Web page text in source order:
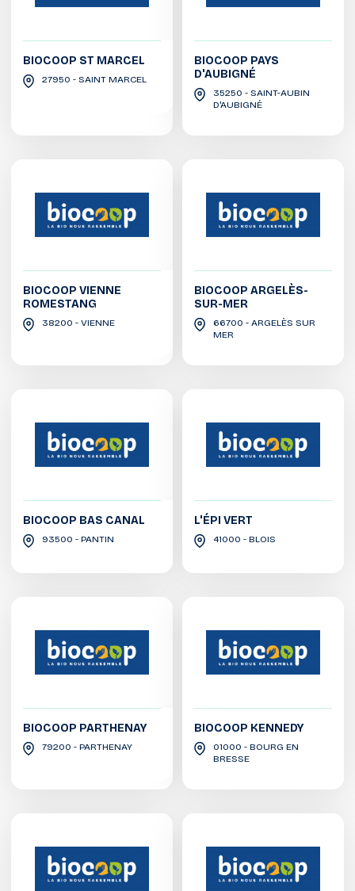
BIOCOOP ST MARCEL
27950 - SAINT MARCEL
BIOCOOP PAYS
D'AUBIGNÉ
35250 - SAINT-AUBIN
D'AUBIGNÉ
BIOCOOP VIENNE
ROMESTANG
38200 - VIENNE
BIOCOOP ARGELÈS-
SUR-MER
66700 - ARGELÈS SUR
MER
BIOCOOP BAS CANAL
93500 - PANTIN
L'ÉPI VERT
41000 - BLOIS
BIOCOOP PARTHENAY
79200 - PARTHENAY
BIOCOOP KENNEDY
01000 - BOURG EN
BRESSE